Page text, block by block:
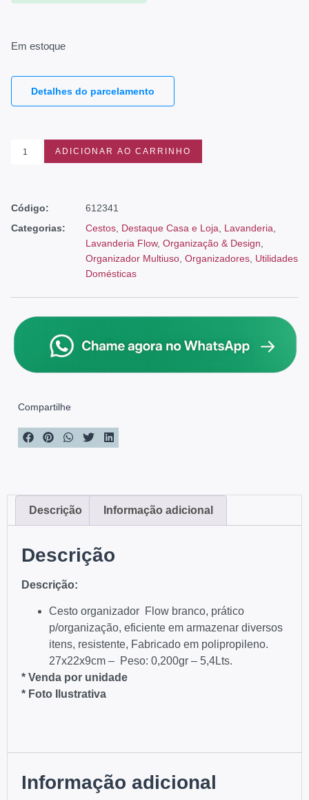
Em estoque
Detalhes do parcelamento
ADICIONAR AO CARRINHO
Código:
612341
Categorias:
Cestos Destaque Casa e Loja Lavanderia
Lavanderia Flow, Organização & Design
Organizador Multiuso Organizadores Utilidades
Domésticas
Compartilhe
Descrição Informação adicional
Descrição
Descrição:
Cesto organizador Flow branco, prático
p/organização, eficiente em armazenar diversos
itens, resistente, Fabricado em polipropileno.
27x22x9cm – Peso: 0,200gr – 5,4Lts.
* Venda por unidade
* Foto Ilustrativa
Informação adicional